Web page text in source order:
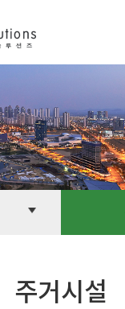
주거시설